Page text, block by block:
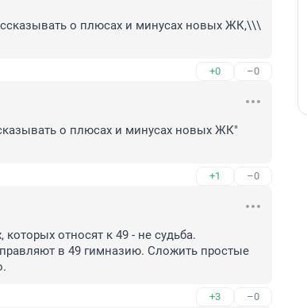
о плюсах и минусах новых ЖК,\\\
+0 –0
о плюсах и минусах новых ЖК"
+1 –0
которых относят к 49 - не судьба.
в 49 гимназию. Сложить простые
+3 –0